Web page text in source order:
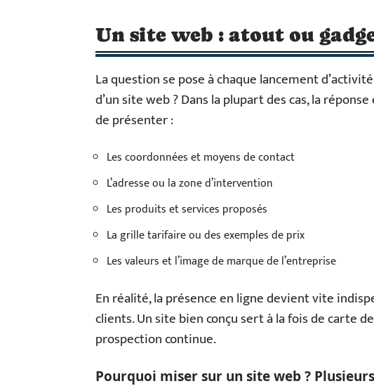
Un site web : atout ou
La question se pose à chaque lancement
d’un site web ? Dans la plupart des cas, la
de présenter :
Les coordonnées et moyens de contact
L’adresse ou la zone d’intervention
Les produits et services proposés
La grille tarifaire ou des exemples de prix
Les valeurs et l’image de marque de l’entreprise
En réalité, la présence en ligne devient vite
clients. Un site bien conçu sert à la fois de carte
prospection continue.
Pourquoi miser sur un site web ?